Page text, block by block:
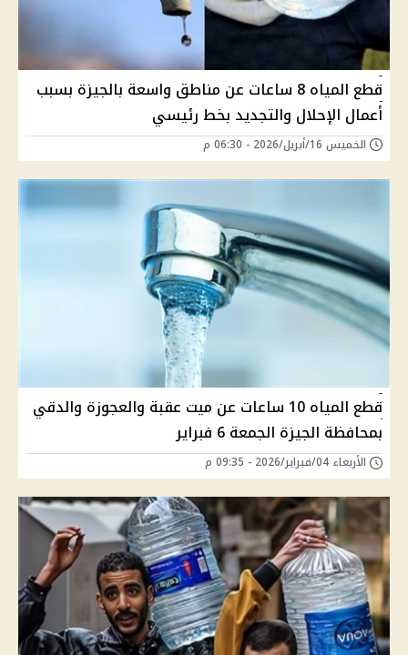
قطع المياه 8 ساعات عن مناطق واسعة بالجيزة بسبب
أعمال الإحلال والتجديد بخط رئيسي
الخميس 16/أبريل/2026 - 06:30 م
قطع المياه 10 ساعات عن ميت عقبة والعجوزة والدقي
بمحافظة الجيزة الجمعة 6 فبراير
الأربعاء 04/فبراير/2026 - 09:35 م